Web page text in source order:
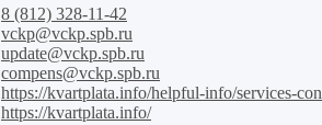
8 (812) 328-11-42
vckp@vckp.spb.ru
update@vckp.spb.ru
compens@vckp.spb.ru
https://kvartplata.info/helpful-info/services-
https://kvartplata.info/